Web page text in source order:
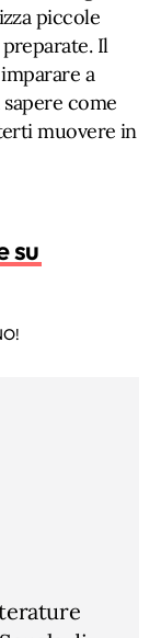
piccole
Il
a
come
muovere in
su